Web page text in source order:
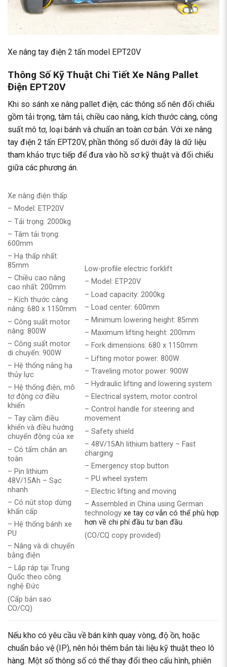
Xe nâng tay điện 2 tấn model EPT20V
Thông Số Kỹ Thuật Chi Tiết Xe Nâng Pallet
Điện EPT20V
Khi so sánh xe nâng pallet điện, các thông số nên đối chiếu
gồm tải trọng, tâm tải, chiều cao nâng, kích thước càng, công
suất mô tơ, loại bánh và chuẩn an toàn cơ bản. Với xe nâng
tay điện 2 tấn EPT20V, phần thông số dưới đây là dữ liệu
tham khảo trực tiếp để đưa vào hồ sơ kỹ thuật và đối chiếu
giữa các phương án.
Xe nâng điện thấp
– Model: ETP20V
– Tải trọng: 2000kg
– Tâm tải trọng:
600mm
– Hạ thấp nhất:
85mm
– Chiều cao nâng
cao nhất: 200mm
– Kích thước càng
nâng: 680 x 1150mm
– Công suất motor
nâng: 800W
– Công suất motor
di chuyển: 900W
– Hệ thống nâng hạ
thủy lực
– Hệ thống điện, mô
tơ động cơ điều
khiển
– Tay cầm điều
khiển và điều hướng
chuyển động của xe
– Có tấm chắn an
toàn
– Pin lithium
48V/15Ah – Sạc
nhanh
– Có nút stop dừng
khẩn cấp
– Hệ thống bánh xe
PU
– Nâng và di chuyển
bằng điện
– Lắp ráp tại Trung
Quốc theo công
nghệ Đức
(Cấp bản sao
CO/CQ)
Low-profile electric forklift
– Model: ETP20V
– Load capacity: 2000kg
– Load center: 600mm
– Minimum lowering height: 85mm
– Maximum lifting height: 200mm
– Fork dimensions: 680 x 1150mm
– Lifting motor power: 800W
– Traveling motor power: 900W
– Hydraulic lifting and lowering system
– Electrical system, motor control
– Control handle for steering and
movement
– Safety shield
– 48V/15Ah lithium battery – Fast
charging
– Emergency stop button
– PU wheel system
– Electric lifting and moving
– Assembled in China using German
technologyxe tay cơ vẫn có thể phù hợp
hơn về chi phí đầu tư ban đầu.
(CO/CQ copy provided)
Nếu kho có yêu cầu về bán kính quay vòng, độ ồn, hoặc
chuẩn bảo vệ (IP), nên hỏi thêm bản tài liệu kỹ thuật theo lô
hàng. Một số thông số có thể thay đổi theo cấu hình, phiên